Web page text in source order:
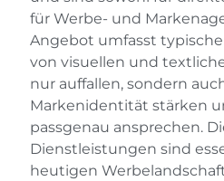
für Werbe- und
Angebot umfasst
von visuellen und
nur auffallen, sondern
Markenidentität stärken
passgenau ansprechen.
Dienstleistungen sind
heutigen